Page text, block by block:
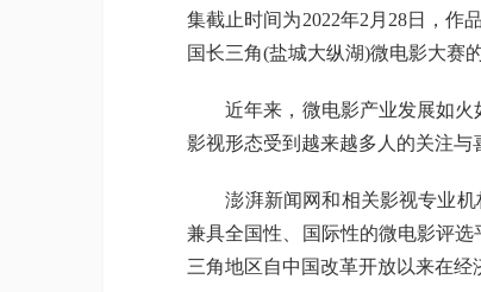
集截止时间为2022年2月28日，作
国长三角(盐城大纵湖)微电影大赛
近年来，微电影产业发展如火
影视形态受到越来越多人的关注与
澎湃新闻网和相关影视专业机
兼具全国性、国际性的微电影评
三角地区自中国改革开放以来在经